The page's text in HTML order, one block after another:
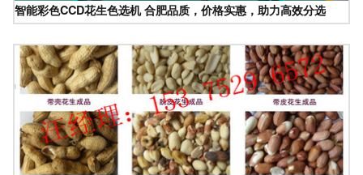
智能彩色CCD花生色选机 合肥品质，价格实惠，助力高效分选